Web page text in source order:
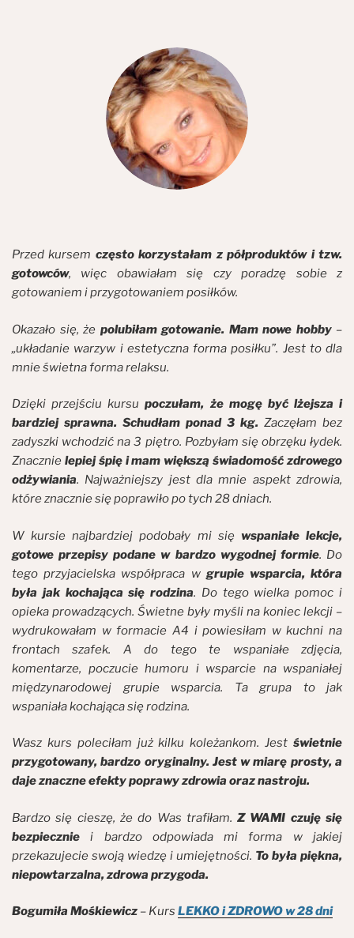
Przed kursem często korzystałam z półproduktów i tzw.
gotowców, więc obawiałam się czy poradzę sobie z
gotowaniem i przygotowaniem posiłków.
Okazało się, że polubiłam gotowanie. Mam nowe hobby–
„układanie warzyw i estetyczna forma posiłku”. Jest to dla
mnie świetna forma relaksu.
Dzięki przejściu kursupoczułam, że mogę być lżejsza i
bardziej sprawna. Schudłam ponad 3 kg. Zaczęłam bez
zadyszki wchodzić na 3 piętro. Pozbyłam się obrzęku łydek.
Znacznie lepiej śpię i mam większą świadomość zdrowego
odżywiania. Najważniejszy jest dla mnie aspekt zdrowia,
które znacznie się poprawiło po tych 28 dniach.
W kursie najbardziej podobały mi się wspaniałe lekcje,
gotowe przepisy podane w bardzo wygodnej formie. Do
tego przyjacielska współpraca w grupie wsparcia, która
była jak kochająca się rodzina. Do tego wielka pomoc i
opieka prowadzących. Świetne były myśli na koniec lekcji –
wydrukowałam w formacie A4 i powiesiłam w kuchni na
frontach szafek. A do tego te wspaniałe zdjęcia,
komentarze, poczucie humoru i wsparcie na wspaniałej
międzynarodowej grupie wsparcia. Ta grupa to jak
wspaniała kochająca się rodzina.
Wasz kurs poleciłam już kilku koleżankom. Jest świetnie
przygotowany, bardzo oryginalny. Jest w miarę prosty, a
daje znaczne efekty poprawy zdrowia oraz nastroju.
Bardzo się cieszę, że do Was trafiłam. Z WAMI czuję się
bezpiecznie i bardzo odpowiada mi forma w jakiej
przekazujecie swoją wiedzę i umiejętności. To była piękna,
niepowtarzalna, zdrowa przygoda.
Bogumiła Mośkiewicz – Kurs LEKKO i ZDROWO w 28 dni